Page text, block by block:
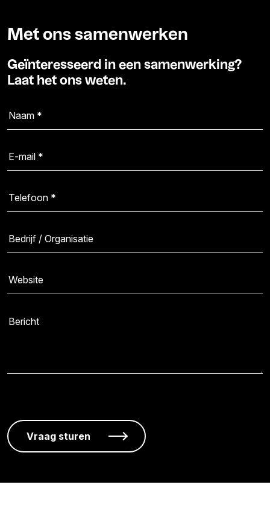
Met ons samenwerken
Geïnteresseerd in een samenwerking?
Laat het ons weten.